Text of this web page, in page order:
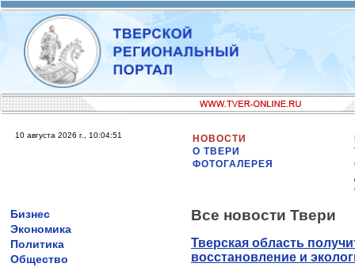
10 августа 2026 г., 10:04:51
НОВОСТИ
О ТВЕРИ
ФОТОГАЛЕРЕЯ
Бизнес
Экономика
Политика
Общество
Все новости Твери
Тверская область
восстановление и